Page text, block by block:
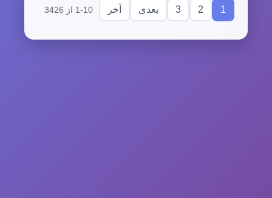
1
2
3 بعدی آخر 1-10 از 3426